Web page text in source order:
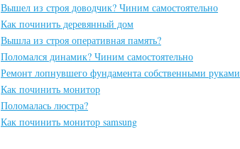
Вышел из строя доводчик? Чиним самостоятельно
Как починить деревянный дом
Вышла из строя оперативная память?
Поломался динамик? Чиним самостоятельно
Ремонт лопнувшего фундамента собственными руками
Как починить монитор
Поломалась люстра?
Как починить монитор samsung